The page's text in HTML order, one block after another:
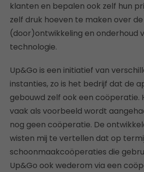
klanten en bepalen ook zelf hun
zelf druk hoeven te maken over de
(door)ontwikkeling en onderhoud
technologie.
Up&Go is een initiatief van
instanties, zo is het bedrijf dat de
gebouwd zelf ook een coöperatie.
vaak als voorbeeld wordt
nog geen coöperatie. De
wisten mij te vertellen dat op
schoonmaakcoöperaties die
Up&Go ook wederom via een